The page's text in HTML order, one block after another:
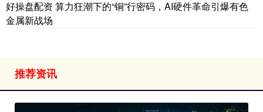
好操盘配资 算力狂潮下的“铜”行密码，AI硬件革命引爆有色
金属新战场
推荐资讯